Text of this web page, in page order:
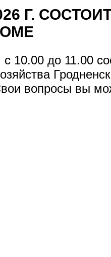
Г.
с 10.00 до 11.00
вопросы вы